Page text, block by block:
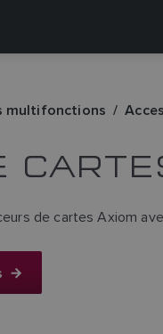
multifonctions
de cartes Axiom